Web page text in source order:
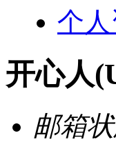
个
开心人
邮箱